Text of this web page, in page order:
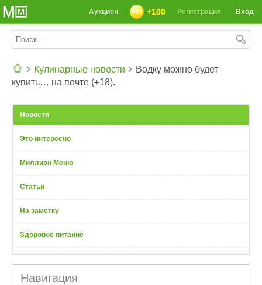
Вход
Регистрация
+100
Аукцион
Кулинарные новости
Водку можно будет
купить… на почте (+18).
Новости
Это интересно
Миллион Меню
Статьи
На заметку
Здоровое питание
Навигация